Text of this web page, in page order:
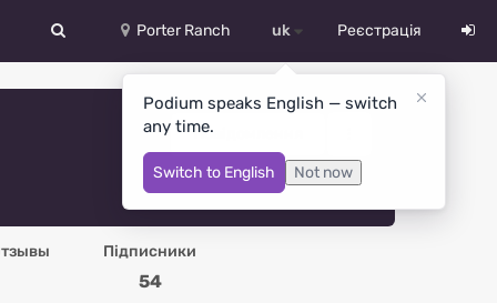
Porter Ranch uk
English
Español
Реєстрація
Podium speaks English — switch
any time.
Switch to English Not now
Повідомлення
Підписники
54